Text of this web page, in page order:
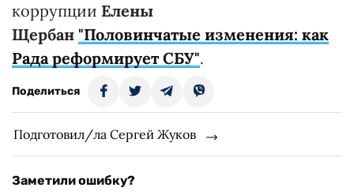
коррупции Елены
Щербан "Половинчатые изменения: как
Рада реформирует СБУ".
Поделиться
Подготовил/ла Сергей Жуков
Заметили ошибку?